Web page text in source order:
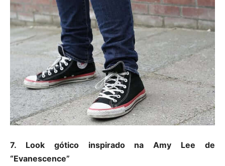
7. Look gótico inspirado na Amy Lee de
“Evanescence”